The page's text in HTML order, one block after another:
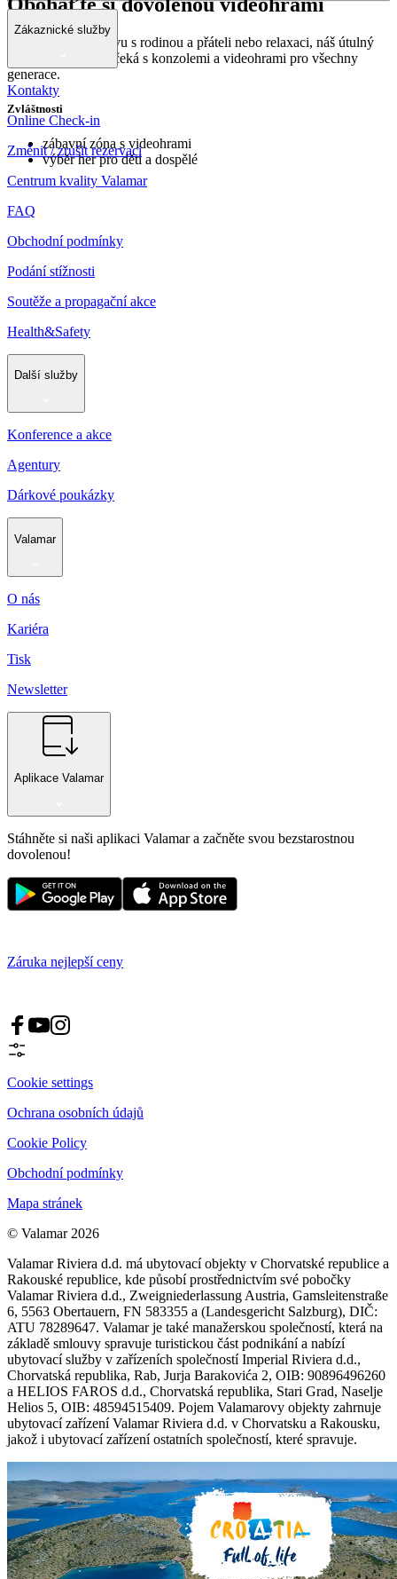
Ať už hledáte zábavu s rodinou a přáteli nebo relaxaci, náš útulný
Game Lounge vás čeká s konzolemi a videohrami pro všechny
generace.
Zvláštnosti
zábavní zóna s videohrami
výběr her pro děti a dospělé
Zákaznické služby
Kontakty
Online Check-in
Změnit / zrušit rezervaci
Centrum kvality Valamar
FAQ
Obchodní podmínky
Podání stížnosti
Soutěže a propagační akce
Health&Safety
Další služby
Konference a akce
Agentury
Dárkové poukázky
Valamar
O nás
Kariéra
Tisk
Newsletter
Aplikace Valamar
Stáhněte si naši aplikaci Valamar a začněte svou bezstarostnou
dovolenou!
Záruka nejlepší ceny
Cookie settings
Ochrana osobních údajů
Cookie Policy
Obchodní podmínky
Mapa stránek
© Valamar 2026
Valamar Riviera d.d. má ubytovací objekty v Chorvatské republice a
Rakouské republice, kde působí prostřednictvím své pobočky
Valamar Riviera d.d., Zweigniederlassung Austria, Gamsleitenstraße
6, 5563 Obertauern, FN 583355 a (Landesgericht Salzburg), DIČ:
ATU 78289647. Valamar je také manažerskou společností, která na
základě smlouvy spravuje turistickou část podnikání a nabízí
ubytovací služby v zařízeních společností Imperial Riviera d.d.,
Chorvatská republika, Rab, Jurja Barakovića 2, OIB: 90896496260
a HELIOS FAROS d.d., Chorvatská republika, Stari Grad, Naselje
Helios 5, OIB: 48594515409. Pojem Valamarovy objekty zahrnuje
ubytovací zařízení Valamar Riviera d.d. v Chorvatsku a Rakousku,
jakož i ubytovací zařízení ostatních společností, které spravuje.